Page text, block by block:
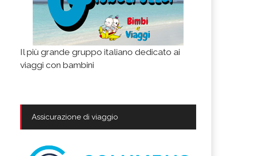
Il più grande gruppo italiano dedicato ai
viaggi con bambini
Assicurazione di viaggio